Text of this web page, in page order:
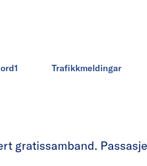
Trafikkmeldingar
gratissamband.